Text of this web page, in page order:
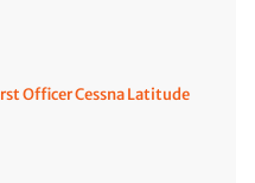
Officer Cessna Latitude